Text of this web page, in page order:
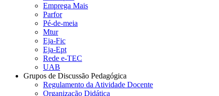
Emprega Mais
Parfor
Pé-de-meia
Mtur
Eja-Fic
Eja-Ept
Rede e-TEC
UAB
Grupos de Discussão Pedagógica
Regulamento da Atividade Docente
Organização Didática